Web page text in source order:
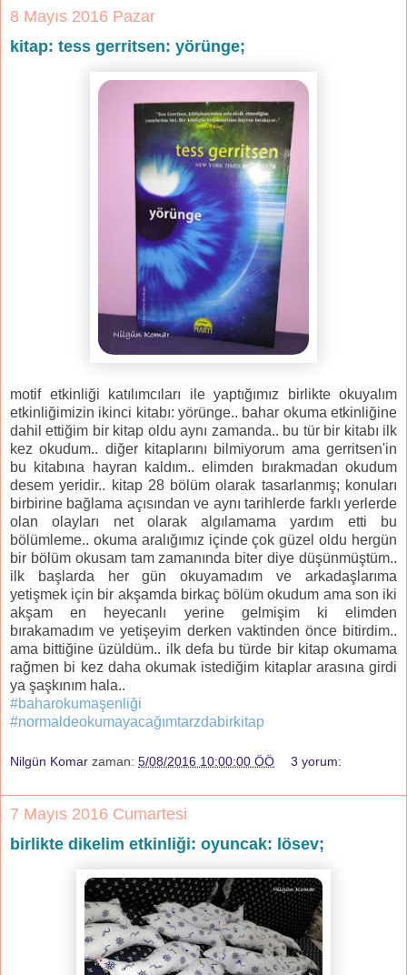
8 Mayıs 2016 Pazar
kitap: tess gerritsen: yörünge;
motif etkinliği katılımcıları ile yaptığımız birlikte okuyalım
etkinliğimizin ikinci kitabı: yörünge.. bahar okuma etkinliğine
dahil ettiğim bir kitap oldu aynı zamanda.. bu tür bir kitabı ilk
kez okudum.. diğer kitaplarını bilmiyorum ama gerritsen'in
bu kitabına hayran kaldım.. elimden bırakmadan okudum
desem yeridir.. kitap 28 bölüm olarak tasarlanmış; konuları
birbirine bağlama açısından ve aynı tarihlerde farklı yerlerde
olan olayları net olarak algılamama yardım etti bu
bölümleme.. okuma aralığımız içinde çok güzel oldu hergün
bir bölüm okusam tam zamanında biter diye düşünmüştüm..
ilk başlarda her gün okuyamadım ve arkadaşlarıma
yetişmek için bir akşamda birkaç bölüm okudum ama son iki
akşam en heyecanlı yerine gelmişim ki elimden
bırakamadım ve yetişeyim derken vaktinden önce bitirdim..
ama bittiğine üzüldüm.. ilk defa bu türde bir kitap okumama
rağmen bi kez daha okumak istediğim kitaplar arasına girdi
ya şaşkınım hala..
#baharokumaşenliği
#normaldeokumayacağımtarzdabirkitap
Nilgün Komar zaman: 5/08/2016 10:00:00 ÖÖ 3 yorum:
7 Mayıs 2016 Cumartesi
birlikte dikelim etkinliği: oyuncak: lösev;